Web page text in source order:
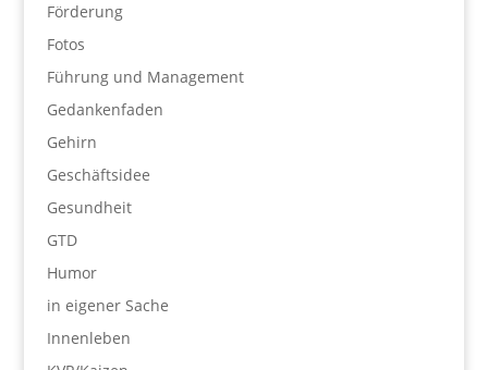
Förderung
Fotos
Führung und Management
Gedankenfaden
Gehirn
Geschäftsidee
Gesundheit
GTD
Humor
in eigener Sache
Innenleben